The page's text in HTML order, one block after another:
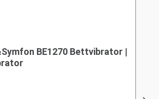
BE1270 Bettvibrator |